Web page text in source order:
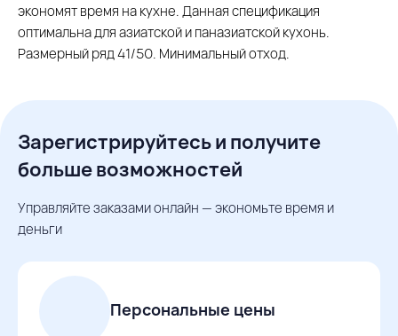
экономят время на кухне. Данная спецификация
оптимальна для азиатской и паназиатской кухонь.
Размерный ряд 41/50. Минимальный отход.
Зарегистрируйтесь и получите
больше возможностей
Управляйте заказами онлайн — экономьте время и
деньги
Персональные цены